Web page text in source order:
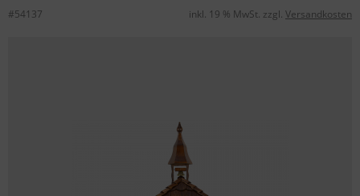
#54137 inkl. 19 % MwSt. zzgl. Versandkosten